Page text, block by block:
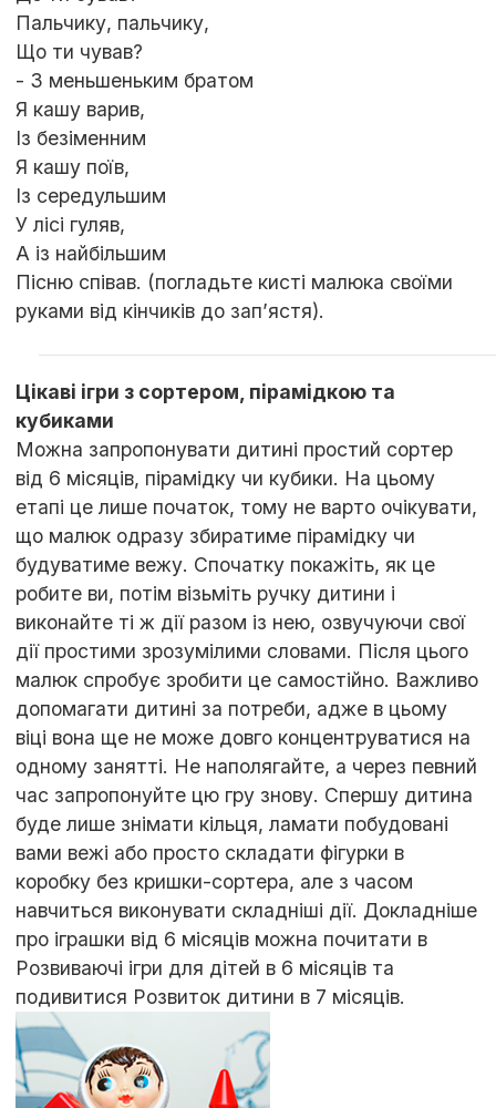
Пальчику, пальчику,
Що ти чував?
- З меньшеньким братом
Я кашу варив,
Із безіменним
Я кашу поїв,
Із середульшим
У лісі гуляв,
А із найбільшим
Пісню співав. (погладьте кисті малюка своїми
руками від кінчиків до зап’ястя).
Цікаві ігри з сортером, пірамідкою та
кубиками
Можна запропонувати дитині простий сортер
від 6 місяців, пірамідку чи кубики. На цьому
етапі це лише початок, тому не варто очікувати,
що малюк одразу збиратиме пірамідку чи
будуватиме вежу. Спочатку покажіть, як це
робите ви, потім візьміть ручку дитини і
виконайте ті ж дії разом із нею, озвучуючи свої
дії простими зрозумілими словами. Після цього
малюк спробує зробити це самостійно. Важливо
допомагати дитині за потреби, адже в цьому
віці вона ще не може довго концентруватися на
одному занятті. Не наполягайте, а через певний
час запропонуйте цю гру знову. Спершу дитина
буде лише знімати кільця, ламати побудовані
вами вежі або просто складати фігурки в
коробку без кришки-сортера, але з часом
навчиться виконувати складніші дії. Докладніше
про іграшки від 6 місяців можна почитати в
Розвиваючі ігри для дітей в 6 місяців та
подивитися Розвиток дитини в 7 місяців.